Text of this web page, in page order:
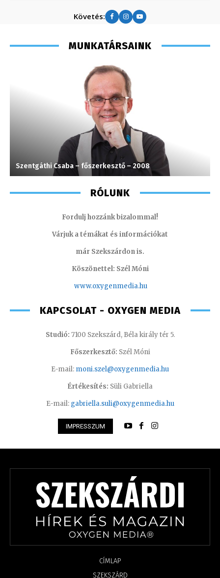
Követés:
MUNKATÁRSAINK
Szentgáthi Csaba – főszerkesztő – 2008
RÓLUNK
Fordulj hozzánk bizalommal!
Várjuk a témákat és információkat
már Szekszárdon is.
Köszönettel: Szél Móni
www.oxygenmedia.hu
KAPCSOLAT - OXYGEN MEDIA
Studió: 7100 Szekszárd, Béla király tér 5.
Főszerkesztő: Szél Móni
E-mail: moni.szel@oxygenmedia.hu
Értékesítés: Süli Gabriella
E-mail: gabriella.suli@oxygenmedia.hu
IMPRESSZUM
CÍMLAP
SZEKSZÁRD